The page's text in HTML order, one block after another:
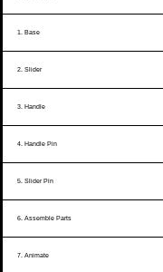
1. Base
2. Slider
3. Handle
4. Handle Pin
5. Slider Pin
6. Assemble Parts
7. Animate